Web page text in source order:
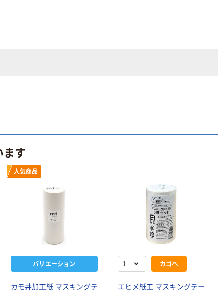
す
人気商品
バリエーション
カモ井加工紙 マスキングテ
カゴへ
エヒメ紙工 マスキングテー